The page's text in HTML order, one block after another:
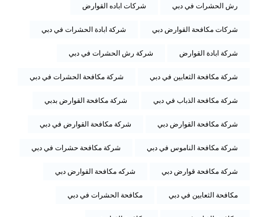
رش الحشرات في دبي شركات اباده القوارض
شركات مكافحة القوارض دبي شركة ابادة الحشرات في دبي
شركة ابادة القوارض شركة رش الحشرات في دبي
شركة مكافحة الثعابين في دبي شركة مكافحة الحشرات في دبي
شركة مكافحة الذباب في دبي شركة مكافحة القوارض بدبي
شركة مكافحة القوارض دبي شركة مكافحة القوارض في دبي
شركة مكافحة الناموس في دبي شركة مكافحة حشرات في دبي
شركة مكافحة قوارض دبي شركه مكافحة القوارض دبي
مكافحة الثعابين في دبي مكافحة الحشرات في دبي